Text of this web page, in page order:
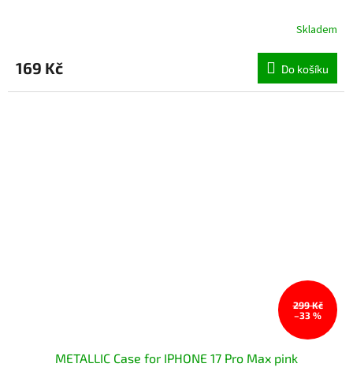
Skladem
169 Kč Do košíku
299 Kč
–33 %
METALLIC Case for IPHONE 17 Pro Max pink